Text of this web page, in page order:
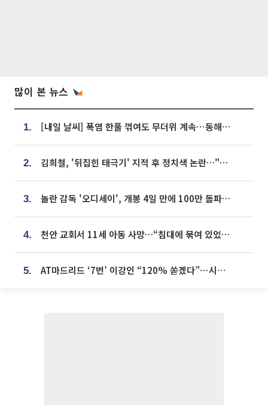
많이 본 뉴스
1. [내일 날씨] 폭염 한풀 꺾여도 무더위 계속⋯동해안 이틀 연속 비
2. 김희철, '뒤집힌 태극기' 지적 후 정치색 논란…"좌우 떠나 우리나라 국기"
3. 놀란 감독 '오디세이', 개봉 4일 만에 100만 돌파⋯'왕사남' 보다 빠르다
4. 천안 교회서 11세 아동 사망…“침대에 묶여 있었다” 진술 확보
5. AT마드리드 ‘7번’ 이강인 “120% 쏟겠다”⋯시메오네 감독 “필요한 선수”